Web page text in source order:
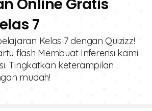
Online Gratis
7
Kelas 7 dengan Quizizz!
flash Membuat Inferensi kami
Tingkatkan keterampilan
mudah!